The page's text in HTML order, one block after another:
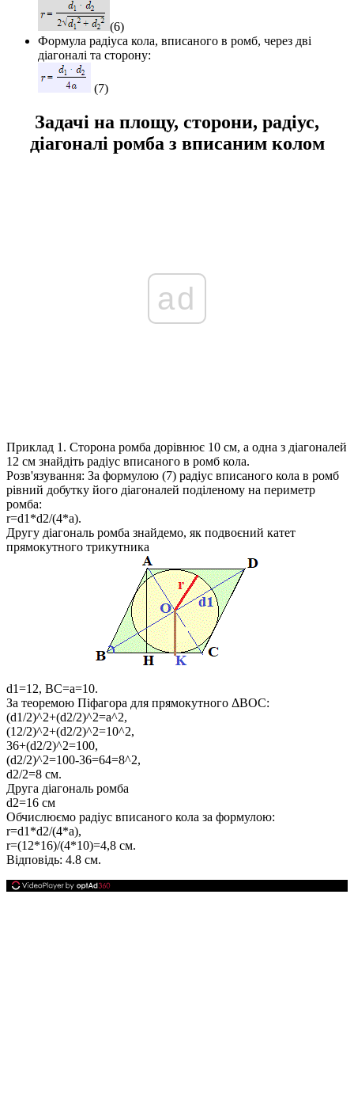
(6)
Формула радіуса кола, вписаного в ромб, через дві
діагоналі та сторону:
(7)
Задачі на площу, сторони, радіус,
діагоналі ромба з вписаним колом
ad
Приклад 1. Сторона ромба дорівнює 10 см, а одна з діагоналей
12 см знайдіть радіус вписаного в ромб кола.​
Розв'язування: За формулою (7) радіус вписаного кола в ромб
рівний добутку його діагоналей поділеному на периметр
ромба:
r=d1*d2/(4*a).
Другу діагональ ромба знайдемо, як подвоєний катет
прямокутного трикутника
d1=12, BC=a=10.
За теоремою Піфагора для прямокутного ΔBOC:
(d1/2)^2+(d2/2)^2=a^2,
(12/2)^2+(d2/2)^2=10^2,
36+(d2/2)^2=100,
(d2/2)^2=100-36=64=8^2,
d2/2=8 см.
Друга діагональ ромба
d2=16 см
Обчислюємо радіус вписаного кола за формулою:
r=d1*d2/(4*a),
r=(12*16)/(4*10)=4,8 см.
Відповідь: 4.8 см.